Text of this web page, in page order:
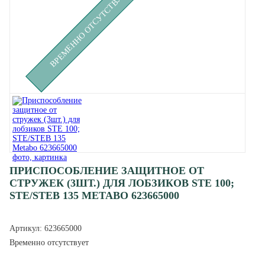
ВРЕМЕННО ОТСУТСТВУЕТ
ПРИСПОСОБЛЕНИЕ ЗАЩИТНОЕ ОТ
СТРУЖЕК (3ШТ.) ДЛЯ ЛОБЗИКОВ STE 100;
STE/STEB 135 METABO 623665000
Артикул: 623665000
Временно отсутствует